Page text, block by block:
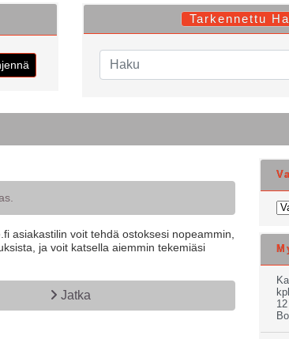
Tarkennettu
asiakastilin voit tehdä ostoksesi nopeammin,
ja voit katsella aiemmin tekemiäsi
Jatka